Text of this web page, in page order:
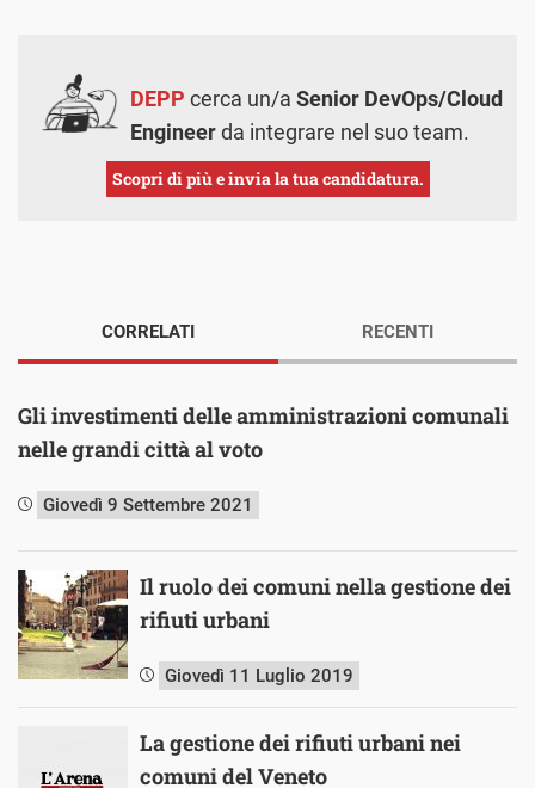
DEPP cerca un/a Senior DevOps/Cloud
Engineerda integrare nel suo team.
Scopri di più e invia la tua candidatura.
CORRELATI
Gli investimenti delle amministrazioni comunali
nelle grandi città al voto
Giovedì 9 Settembre 2021
Il ruolo dei comuni nella gestione dei
rifiuti urbani
Giovedì 11 Luglio 2019
La gestione dei rifiuti urbani nei
comuni del Veneto
RECENTI